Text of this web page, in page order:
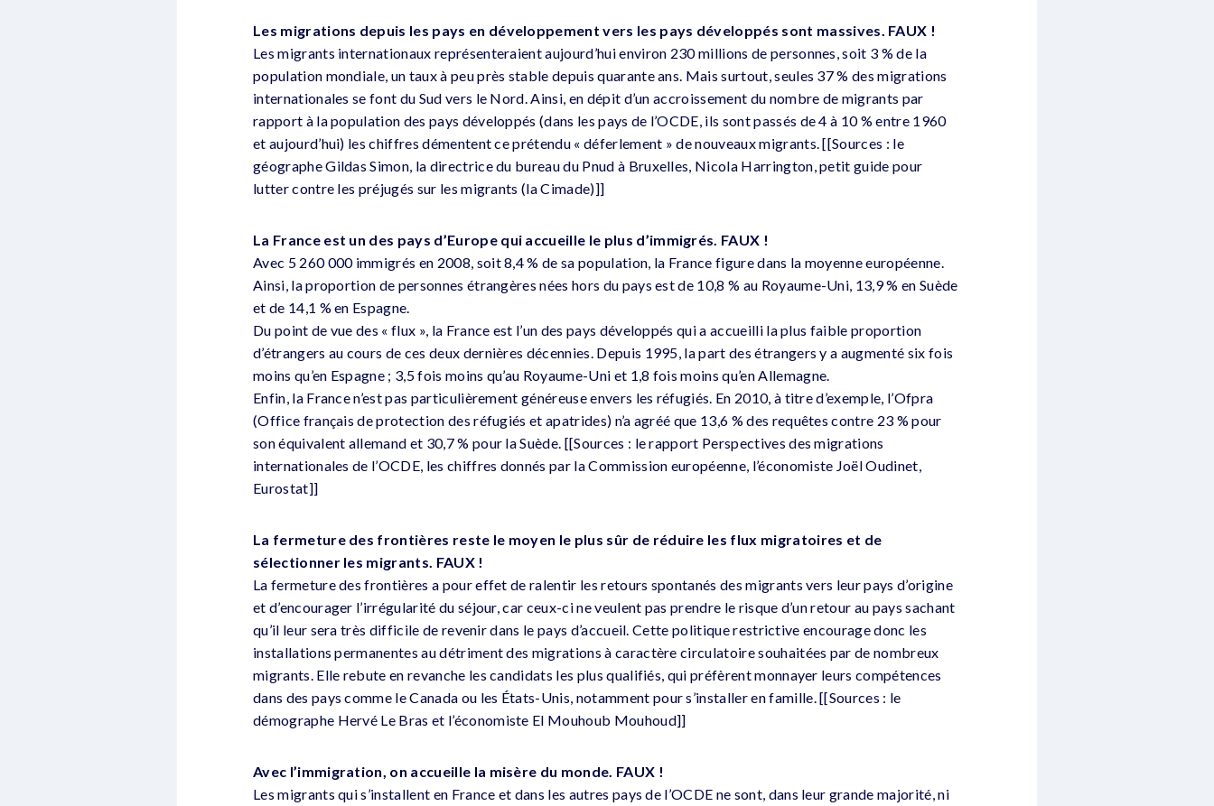
Les migrations depuis les pays en développement vers les pays développés sont massives. FAUX !
Les migrants internationaux représenteraient aujourd’hui environ 230 millions de personnes, soit 3 % de la
population mondiale, un taux à peu près stable depuis quarante ans. Mais surtout, seules 37 % des migrations
internationales se font du Sud vers le Nord. Ainsi, en dépit d’un accroissement du nombre de migrants par
rapport à la population des pays développés (dans les pays de l’OCDE, ils sont passés de 4 à 10 % entre 1960
et aujourd’hui) les chiffres démentent ce prétendu « déferlement » de nouveaux migrants. [[Sources : le
géographe Gildas Simon, la directrice du bureau du Pnud à Bruxelles, Nicola Harrington, petit guide pour
lutter contre les préjugés sur les migrants (la Cimade)]]
La France est un des pays d’Europe qui accueille le plus d’immigrés. FAUX !
Avec 5 260 000 immigrés en 2008, soit 8,4 % de sa population, la France figure dans la moyenne européenne.
Ainsi, la proportion de personnes étrangères nées hors du pays est de 10,8 % au Royaume-Uni, 13,9 % en Suède
et de 14,1 % en Espagne.
Du point de vue des « flux », la France est l’un des pays développés qui a accueilli la plus faible proportion
d’étrangers au cours de ces deux dernières décennies. Depuis 1995, la part des étrangers y a augmenté six fois
moins qu’en Espagne ; 3,5 fois moins qu’au Royaume-Uni et 1,8 fois moins qu’en Allemagne.
Enfin, la France n’est pas particulièrement généreuse envers les réfugiés. En 2010, à titre d’exemple, l’Ofpra
(Office français de protection des réfugiés et apatrides) n’a agréé que 13,6 % des requêtes contre 23 % pour
son équivalent allemand et 30,7 % pour la Suède. [[Sources : le rapport Perspectives des migrations
internationales de l’OCDE, les chiffres donnés par la Commission européenne, l’économiste Joël Oudinet,
Eurostat]]
La fermeture des frontières reste le moyen le plus sûr de réduire les flux migratoires et de
sélectionner les migrants. FAUX !
La fermeture des frontières a pour effet de ralentir les retours spontanés des migrants vers leur pays d’origine
et d’encourager l’irrégularité du séjour, car ceux-ci ne veulent pas prendre le risque d’un retour au pays sachant
qu’il leur sera très difficile de revenir dans le pays d’accueil. Cette politique restrictive encourage donc les
installations permanentes au détriment des migrations à caractère circulatoire souhaitées par de nombreux
migrants. Elle rebute en revanche les candidats les plus qualifiés, qui préfèrent monnayer leurs compétences
dans des pays comme le Canada ou les États-Unis, notamment pour s’installer en famille. [[Sources : le
démographe Hervé Le Bras et l’économiste El Mouhoub Mouhoud]]
Avec l’immigration, on accueille la misère du monde. FAUX !
Les migrants qui s’installent en France et dans les autres pays de l’OCDE ne sont, dans leur grande majorité, ni